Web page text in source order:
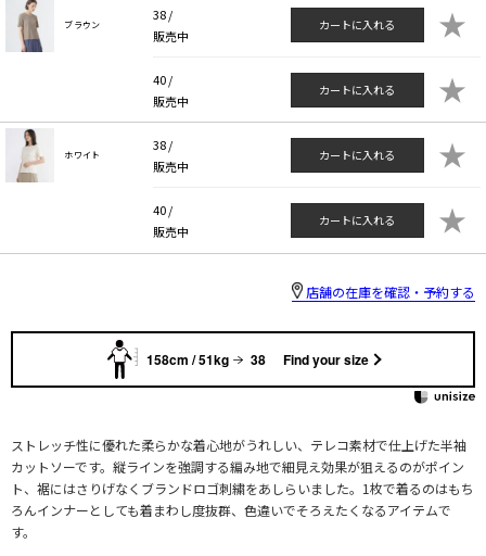
ブラウン
38 /
販売中
カートに入れる ★
40 /
販売中
カートに入れる ★
ホワイト
38 /
販売中
カートに入れる ★
40 /
販売中
カートに入れる ★
店舗の在庫を確認・予約する
158cm / 51kg 38 Find your size
ストレッチ性に優れた柔らかな着心地がうれしい、テレコ素材で仕上げた半袖
カットソーです。縦ラインを強調する編み地で細見え効果が狙えるのがポイン
ト、裾にはさりげなくブランドロゴ刺繍をあしらいました。1枚で着るのはもち
ろんインナーとしても着まわし度抜群、色違いでそろえたくなるアイテムで
す。